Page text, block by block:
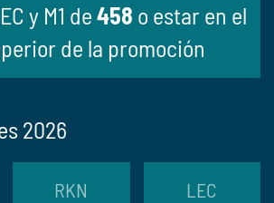
y M1 de458 o estar en el
de la promoción
2026
RKN LEC